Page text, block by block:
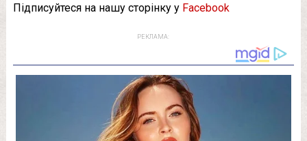
Підписуйтеся на нашу сторінку у Facebook
РЕКЛАМА: